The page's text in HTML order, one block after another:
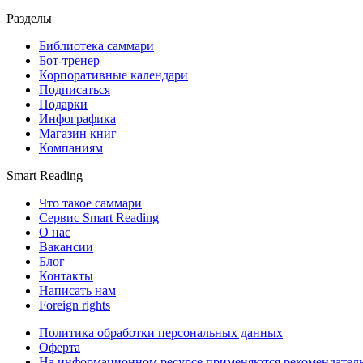
Разделы
Библиотека саммари
Бот-тренер
Корпоративные календари
Подписаться
Подарки
Инфографика
Магазин книг
Компаниям
Smart Reading
Что такое саммари
Сервис Smart Reading
О нас
Вакансии
Блог
Контакты
Написать нам
Foreign rights
Политика обработки персональных данных
Оферта